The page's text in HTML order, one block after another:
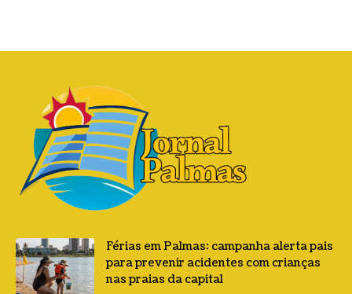
Férias em Palmas: campanha alerta pais
para prevenir acidentes com crianças
nas praias da capital